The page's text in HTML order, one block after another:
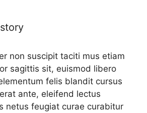
non suscipit taciti mus etiam
sagittis sit, euismod libero
felis blandit cursus
ante, eleifend lectus
netus feugiat curae curabitur